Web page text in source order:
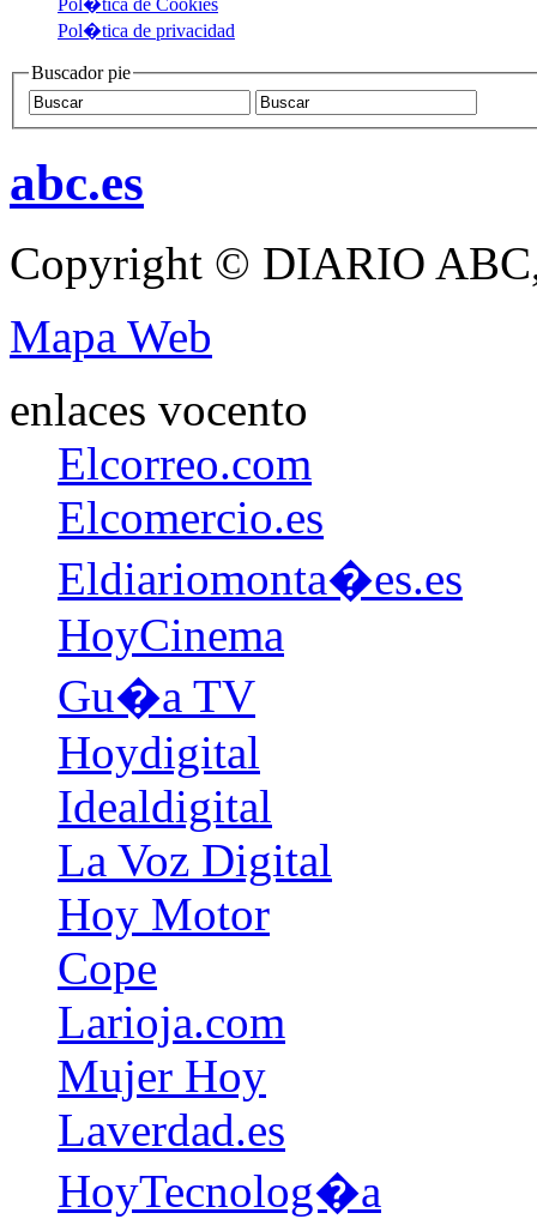
Pol�tica de privacidad
Buscador pie
abc.es
Copyright © DIARIO
Mapa Web
enlaces vocento
Elcorreo.com
Elcomercio.es
Eldiariomonta�es.es
HoyCinema
Gu�a TV
Hoydigital
Idealdigital
La Voz Digital
Hoy Motor
Cope
Larioja.com
Mujer Hoy
Laverdad.es
HoyTecnolog�a